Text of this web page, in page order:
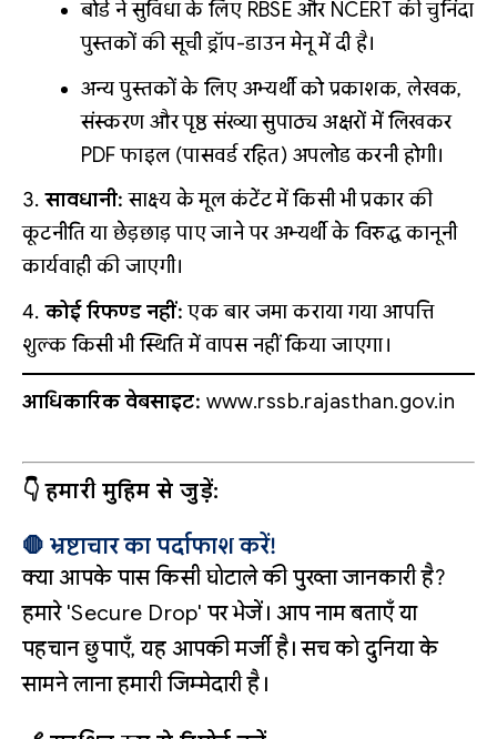
बोर्ड ने सुविधा के लिए RBSE और NCERT की चुनिंदा
पुस्तकों की सूची ड्रॉप-डाउन मेनू में दी है।
अन्य पुस्तकों के लिए अभ्यर्थी को प्रकाशक, लेखक,
संस्करण और पृष्ठ संख्या सुपाठ्य अक्षरों में लिखकर
PDF फाइल (पासवर्ड रहित) अपलोड करनी होगी।
सावधानी: साक्ष्य के मूल कंटेंट में किसी भी प्रकार की
कूटनीति या छेड़छाड़ पाए जाने पर अभ्यर्थी के विरुद्ध कानूनी
कार्यवाही की जाएगी।
कोई रिफण्ड नहीं: एक बार जमा कराया गया आपत्ति
शुल्क किसी भी स्थिति में वापस नहीं किया जाएगा।
आधिकारिक वेबसाइट: www.rssb.rajasthan.gov.in
👇 हमारी मुहिम से जुड़ें:
🛑 भ्रष्टाचार का पर्दाफाश करें!
क्या आपके पास किसी घोटाले की पुख्ता जानकारी है?
हमारे 'Secure Drop' पर भेजें। आप नाम बताएँ या
पहचान छुपाएँ, यह आपकी मर्जी है। सच को दुनिया के
सामने लाना हमारी जिम्मेदारी है।